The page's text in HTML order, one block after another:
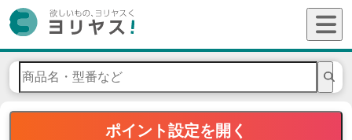
ポイント設定を開く